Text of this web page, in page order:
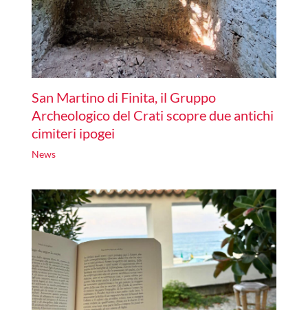
San Martino di Finita, il Gruppo
Archeologico del Crati scopre due antichi
cimiteri ipogei
News